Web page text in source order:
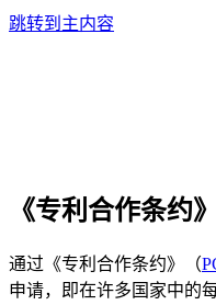
跳转到主内容
《专利合作条约
通过《专利合作条约》（
申请，即在许多国家中的